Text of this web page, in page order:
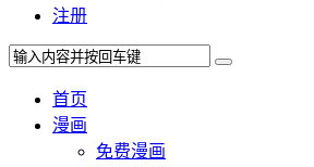
注册
首页
漫画
免费漫画